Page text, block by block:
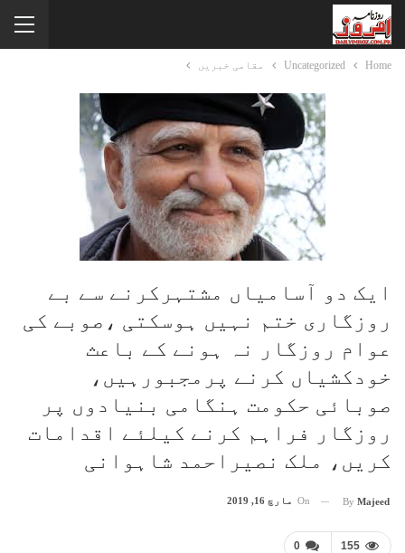
Home
Uncategorized مقامی خبریں
ایک دو آسامیاں مشتہرکرنے سے بے
روزگاری ختم نہیں ہوسکتی ،صوبے کی
عوام روزگار نہ ہونے کے باعث
خودکشیاں کرنے پرمجبورہیں،
صوبائی حکومت ہنگامی بنیادوں پر
روزگار فراہم کرنے کیلئے اقدامات
کریں، ملک نصیراحمد شاہوانی
By Majeed
On مارچ 16, 2019
0 155